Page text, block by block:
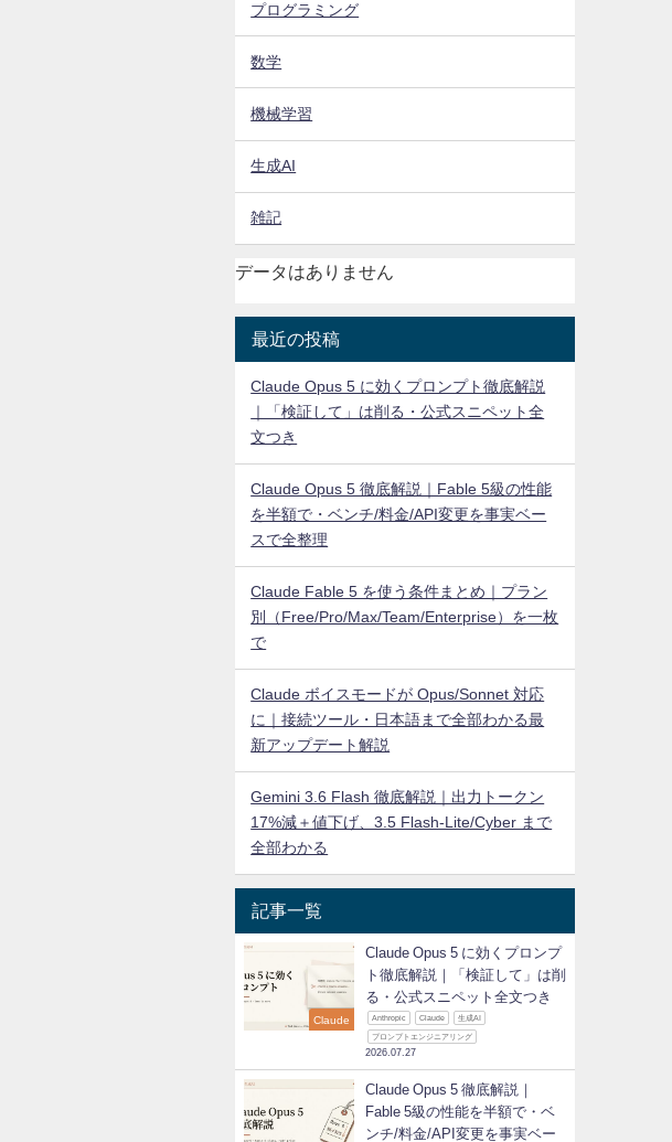
プログラミング
数学
機械学習
生成AI
雑記
データはありません
最近の投稿
Claude Opus 5 に効くプロンプト徹底解説
｜「検証して」は削る・公式スニペット全
文つき
Claude Opus 5 徹底解説｜Fable 5級の性能
を半額で・ベンチ/料金/API変更を事実ベー
スで全整理
Claude Fable 5 を使う条件まとめ｜プラン
別（Free/Pro/Max/Team/Enterprise）を一枚
で
Claude ボイスモードが Opus/Sonnet 対応
に｜接続ツール・日本語まで全部わかる最
新アップデート解説
Gemini 3.6 Flash 徹底解説｜出力トークン
17%減＋値下げ、3.5 Flash-Lite/Cyber まで
全部わかる
記事一覧
Claude
Claude Opus 5 に効くプロンプ
ト徹底解説｜「検証して」は削
る・公式スニペット全文つき
Anthropic Claude 生成AI
プロンプトエンジニアリング
2026.07.27
Claude Opus 5 徹底解説｜
Fable 5級の性能を半額で・ベ
ンチ/料金/API変更を事実ベー